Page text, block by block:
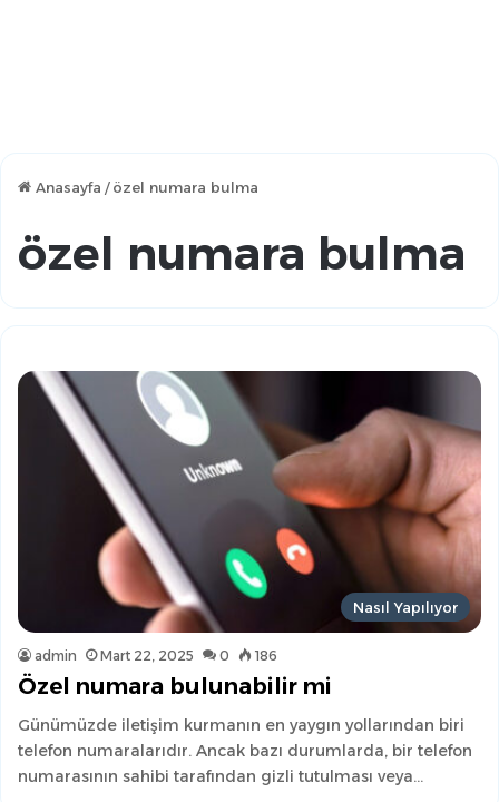
Anasayfa / özel numara bulma
özel numara bulma
Nasıl Yapılıyor
admin Mart 22, 2025 0 186
Özel numara bulunabilir mi
Günümüzde iletişim kurmanın en yaygın yollarından biri
telefon numaralarıdır. Ancak bazı durumlarda, bir telefon
numarasının sahibi tarafından gizli tutulması veya…